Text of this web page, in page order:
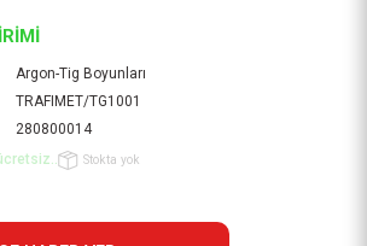
Argon-Tig Boyunları
TRAFIMET/TG1001
280800014
Stokta yok